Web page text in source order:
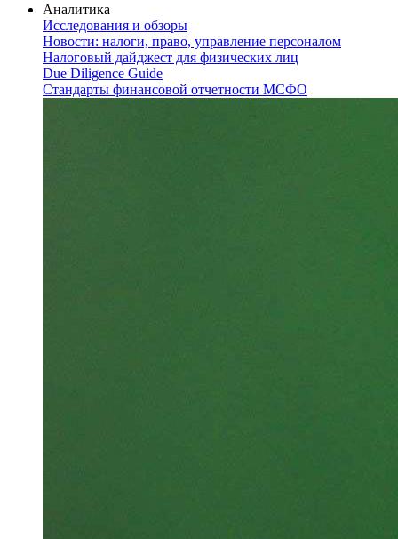
Аналитика
Исследования и обзоры
Новости: налоги, право, управление персоналом
Налоговый дайджест для физических лиц
Due Diligence Guide
Стандарты финансовой отчетности МСФО